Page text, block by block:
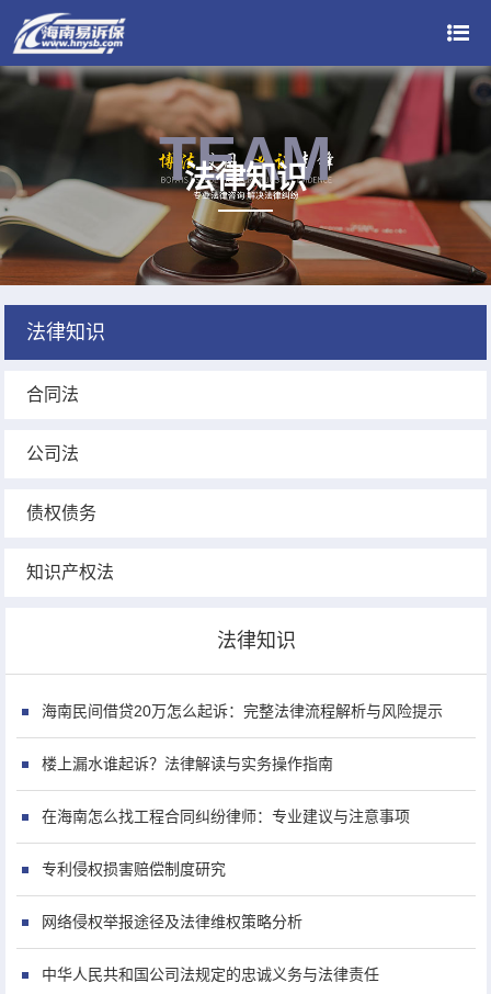
TEAM
法律知识
法律知识
合同法
公司法
债权债务
知识产权法
法律知识
海南民间借贷20万怎么起诉：完整法律流程解析与风险提示
楼上漏水谁起诉？法律解读与实务操作指南
在海南怎么找工程合同纠纷律师：专业建议与注意事项
专利侵权损害赔偿制度研究
网络侵权举报途径及法律维权策略分析
中华人民共和国公司法规定的忠诚义务与法律责任